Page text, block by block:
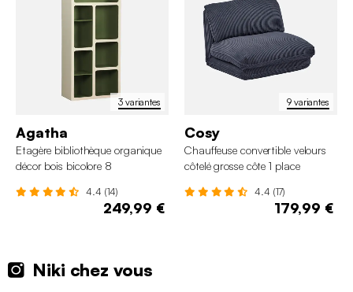
3 variantes
Agatha
Etagère bibliothèque organique
décor bois bicolore 8
4.4 (14)
249,99 €
9 variantes
Cosy
Chauffeuse convertible velours
côtelé grosse côte 1 place
4.4 (17)
179,99 €
Niki chez vous